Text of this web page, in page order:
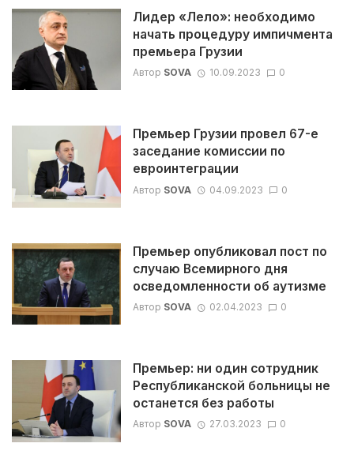
Лидер «Лело»: необходимо
начать процедуру импичмента
премьера Грузии
Автор SOVA 10.09.2023 0
Премьер Грузии провел 67-е
заседание комиссии по
евроинтеграции
Автор SOVA 04.09.2023 0
Премьер опубликовал пост по
случаю Всемирного дня
осведомленности об аутизме
Автор SOVA 02.04.2023 0
Премьер: ни один сотрудник
Республиканской больницы не
останется без работы
Автор SOVA 27.03.2023 0